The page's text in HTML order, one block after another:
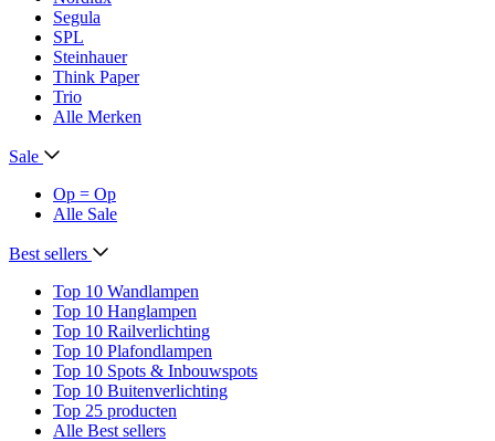
Segula
SPL
Steinhauer
Think Paper
Trio
Alle Merken
Sale
Op = Op
Alle Sale
Best sellers
Top 10 Wandlampen
Top 10 Hanglampen
Top 10 Railverlichting
Top 10 Plafondlampen
Top 10 Spots & Inbouwspots
Top 10 Buitenverlichting
Top 25 producten
Alle Best sellers